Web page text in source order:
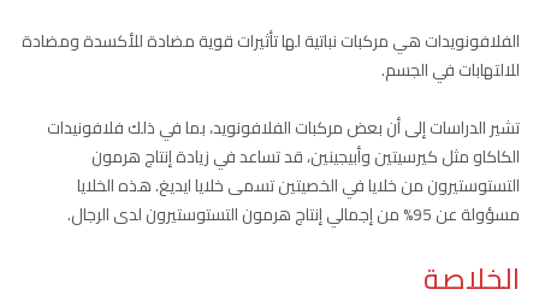
الفلافونويدات هي مركبات نباتية لها تأثيرات قوية مضادة للأكسدة ومضادة
للالتهابات في الجسم.
تشير الدراسات إلى أن بعض مركبات الفلافونويد، بما في ذلك فلافونيدات
الكاكاو مثل كيرسيتين وأبيجينين، قد تساعد في زيادة إنتاج هرمون
التستوستيرون من خلايا في الخصيتين تسمى خلايا ايديغ. هذه الخلايا
مسؤولة عن 95% من إجمالي إنتاج هرمون التستوستيرون لدى الرجال.
الخلاصة